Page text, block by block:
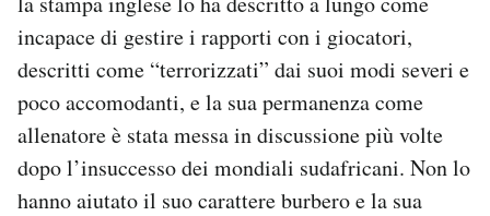
incapace di gestire i rapporti con i giocatori,
descritti come “terrorizzati” dai suoi modi severi e
poco accomodanti, e la sua permanenza come
allenatore è stata messa in discussione più volte
dopo l’insuccesso dei mondiali sudafricani. Non lo
hanno aiutato il suo carattere burbero e la sua